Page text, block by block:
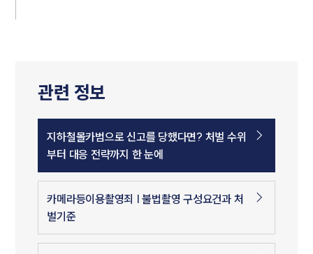
관련 정보
지하철몰카범으로 신고를 당했다면? 처벌 수위
부터 대응 전략까지 한 눈에
카메라등이용촬영죄 | 불법촬영 구성요건과 처
벌기준